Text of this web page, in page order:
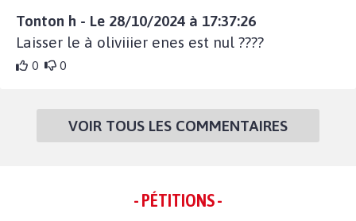
Tonton h - Le 28/10/2024 à 17:37:26
Laisser le à oliviiier enes est nul ????
0 0
VOIR TOUS LES COMMENTAIRES
- PÉTITIONS -